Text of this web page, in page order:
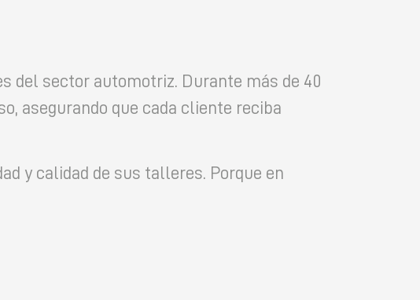
del sector automotriz. Durante más de 40
asegurando que cada cliente reciba
y calidad de sus talleres. Porque en